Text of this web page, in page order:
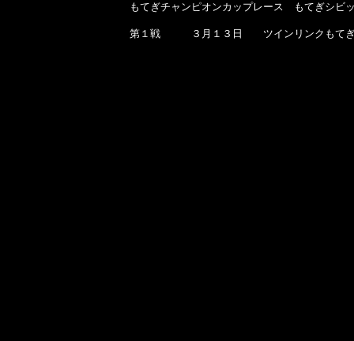
もてぎチャンピオンカップレース もてぎシビッ
第１戦 ３月１３日 ツインリンクも